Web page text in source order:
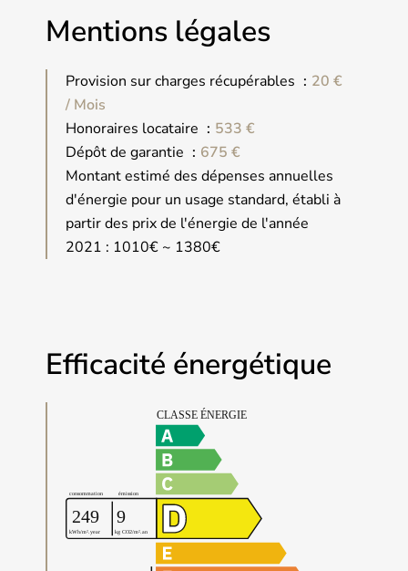
Mentions légales
Provision sur charges récupérables
20 €
/ Mois
Honoraires locataire
533 €
Dépôt de garantie
675 €
Montant estimé des dépenses annuelles
d'énergie pour un usage standard, établi à
partir des prix de l'énergie de l'année
2021 : 1010€ ~ 1380€
Efficacité énergétique